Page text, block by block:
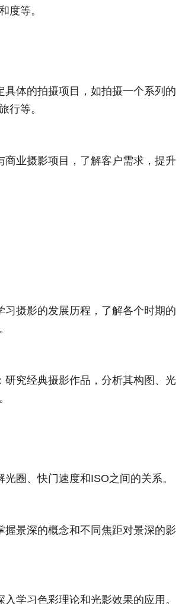
度等。
具体的拍摄项目，如拍摄一个系列的
行等。
商业摄影项目，了解客户需求，提升
习摄影的发展历程，了解各个时期的
研究经典摄影作品，分析其构图、光
光圈、快门速度和ISO之间的关系。
握景深的概念和不同焦距对景深的影
入学习色彩理论和光影效果的应用。